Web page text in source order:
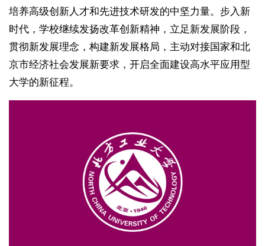
培养高级创新人才和先进技术研发的中坚力量。步入新
时代，学校继续发扬改革创新精神，立足新发展阶段，
贯彻新发展理念，构建新发展格局，主动对接国家和北
京市经济社会发展新要求，开启全面建设高水平应用型
大学的新征程。